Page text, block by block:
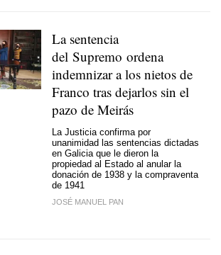
La sentencia
del Supremo ordena
indemnizar a los nietos de
Franco tras dejarlos sin el
pazo de Meirás
La Justicia confirma por
unanimidad las sentencias dictadas
en Galicia que le dieron la
propiedad al Estado al anular la
donación de 1938 y la compraventa
de 1941
JOSÉ MANUEL PAN